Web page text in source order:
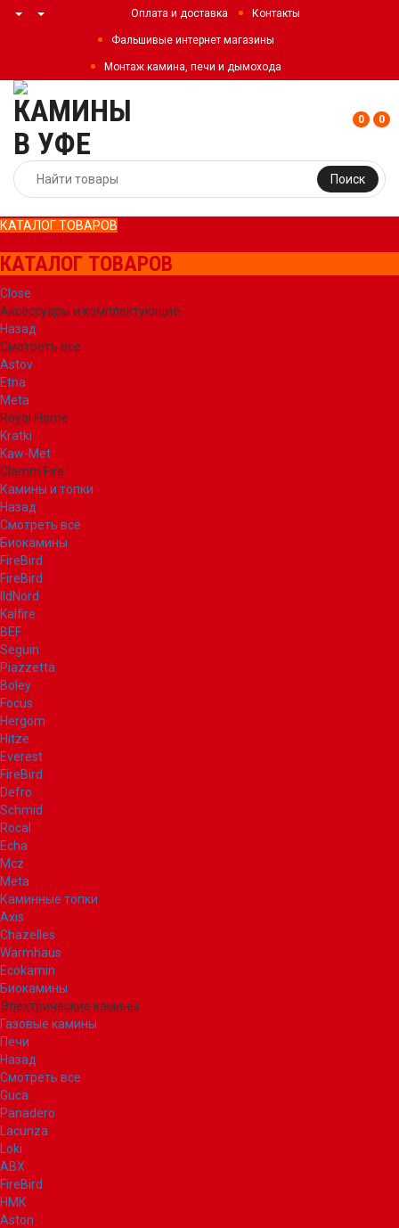
Оплата и доставка Контакты
Фальшивые интернет магазины
Монтаж камина, печи и дымохода
Поиск
0 0
КАТАЛОГ ТОВАРОВ
КАТАЛОГ ТОВАРОВ
Close
Аксессуары и комплектующие
Назад
Смотреть все
Astov
Etna
Meta
Royal Flame
Kratki
Kaw-Met
Glamm Fire
Камины и топки
Назад
Смотреть все
Биокамины
FireBird
FireBird
IldNord
Kalfire
BEF
Seguin
Piazzetta
Boley
Focus
Hergom
Hitze
Everest
FireBird
Defro
Schmid
Rocal
Echa
Mcz
Meta
Каминные топки
Axis
Chazelles
Warmhaus
Ecokamin
Биокамины
Электрические камины
Газовые камины
Печи
Назад
Смотреть все
Guca
Panadero
Lacunza
Loki
ABX
FireBird
НМК
Aston